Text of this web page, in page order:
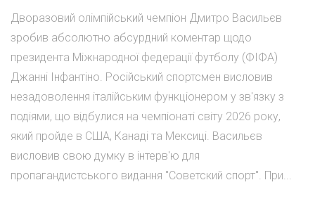
Дворазовий олімпійський чемпіон Дмитро Васильєв
зробив абсолютно абсурдний коментар щодо
президента Міжнародної федерації футболу (ФІФА)
Джанні Інфантіно. Російський спортсмен висловив
незадоволення італійським функціонером у зв'язку з
подіями, що відбулися на чемпіонаті світу 2026 року,
який пройде в США, Канаді та Мексиці. Васильєв
висловив свою думку в інтерв'ю для
пропагандистського видання "Советский спорт". При...